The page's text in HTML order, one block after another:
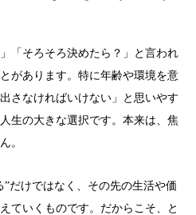
「そろそろ決めたら？」と言われ
があります。特に年齢や環境を意
さなければいけない」と思いやす
生の大きな選択です。本来は、焦
。
だけではなく、その先の生活や価
ていくものです。だからこそ、と